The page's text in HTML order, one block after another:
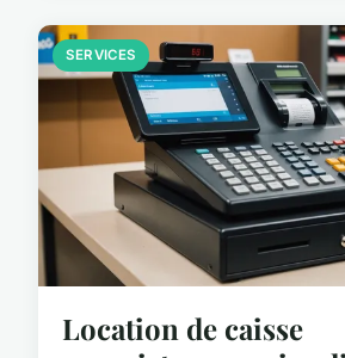
SERVICES
Location de caisse